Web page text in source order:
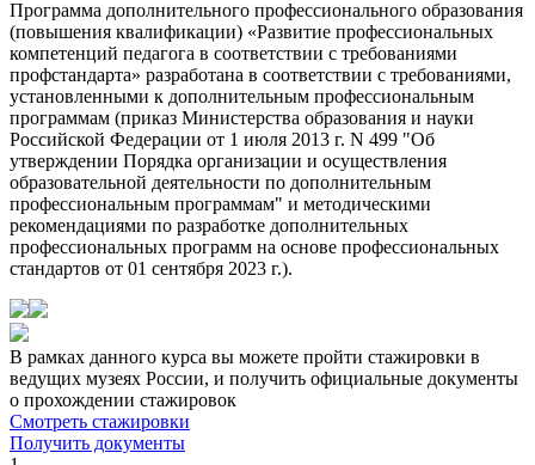
Программа дополнительного профессионального образования
(повышения квалификации) «Развитие профессиональных
компетенций педагога в соответствии с требованиями
профстандарта» разработана в соответствии с требованиями,
установленными к дополнительным профессиональным
программам (приказ Министерства образования и науки
Российской Федерации от 1 июля 2013 г. N 499 "Об
утверждении Порядка организации и осуществления
образовательной деятельности по дополнительным
профессиональным программам" и методическими
рекомендациями по разработке дополнительных
профессиональных программ на основе профессиональных
стандартов от 01 сентября 2023 г.).
В рамках данного курса вы можете пройти стажировки в
ведущих музеях России, и получить официальные документы
о прохождении стажировок
Смотреть стажировки
Получить документы